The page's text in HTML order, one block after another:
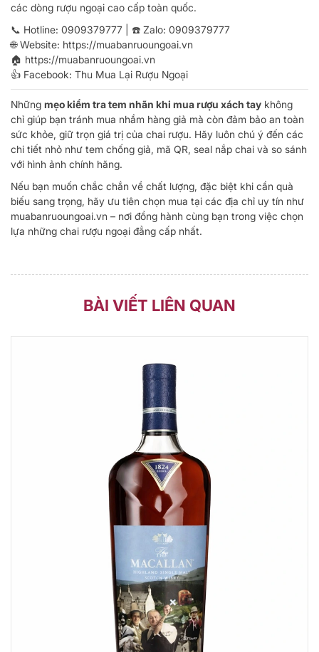
các dòng rượu ngoại cao cấp toàn quốc.
📞 Hotline: 0909379777 | ☎️ Zalo: 0909379777
🌐 Website: https://muabanruoungoai.vn
🏠 https://muabanruoungoai.vn
👍 Facebook: Thu Mua Lại Rượu Ngoại
Những mẹo kiểm tra tem nhãn khi mua rượu xách tay không
chỉ giúp bạn tránh mua nhầm hàng giả mà còn đảm bảo an toàn
sức khỏe, giữ trọn giá trị của chai rượu. Hãy luôn chú ý đến các
chi tiết nhỏ như tem chống giả, mã QR, seal nắp chai và so sánh
với hình ảnh chính hãng.
Nếu bạn muốn chắc chắn về chất lượng, đặc biệt khi cần quà
biếu sang trọng, hãy ưu tiên chọn mua tại các địa chỉ uy tín như
muabanruoungoai.vn – nơi đồng hành cùng bạn trong việc chọn
lựa những chai rượu ngoại đẳng cấp nhất.
BÀI VIẾT LIÊN QUAN